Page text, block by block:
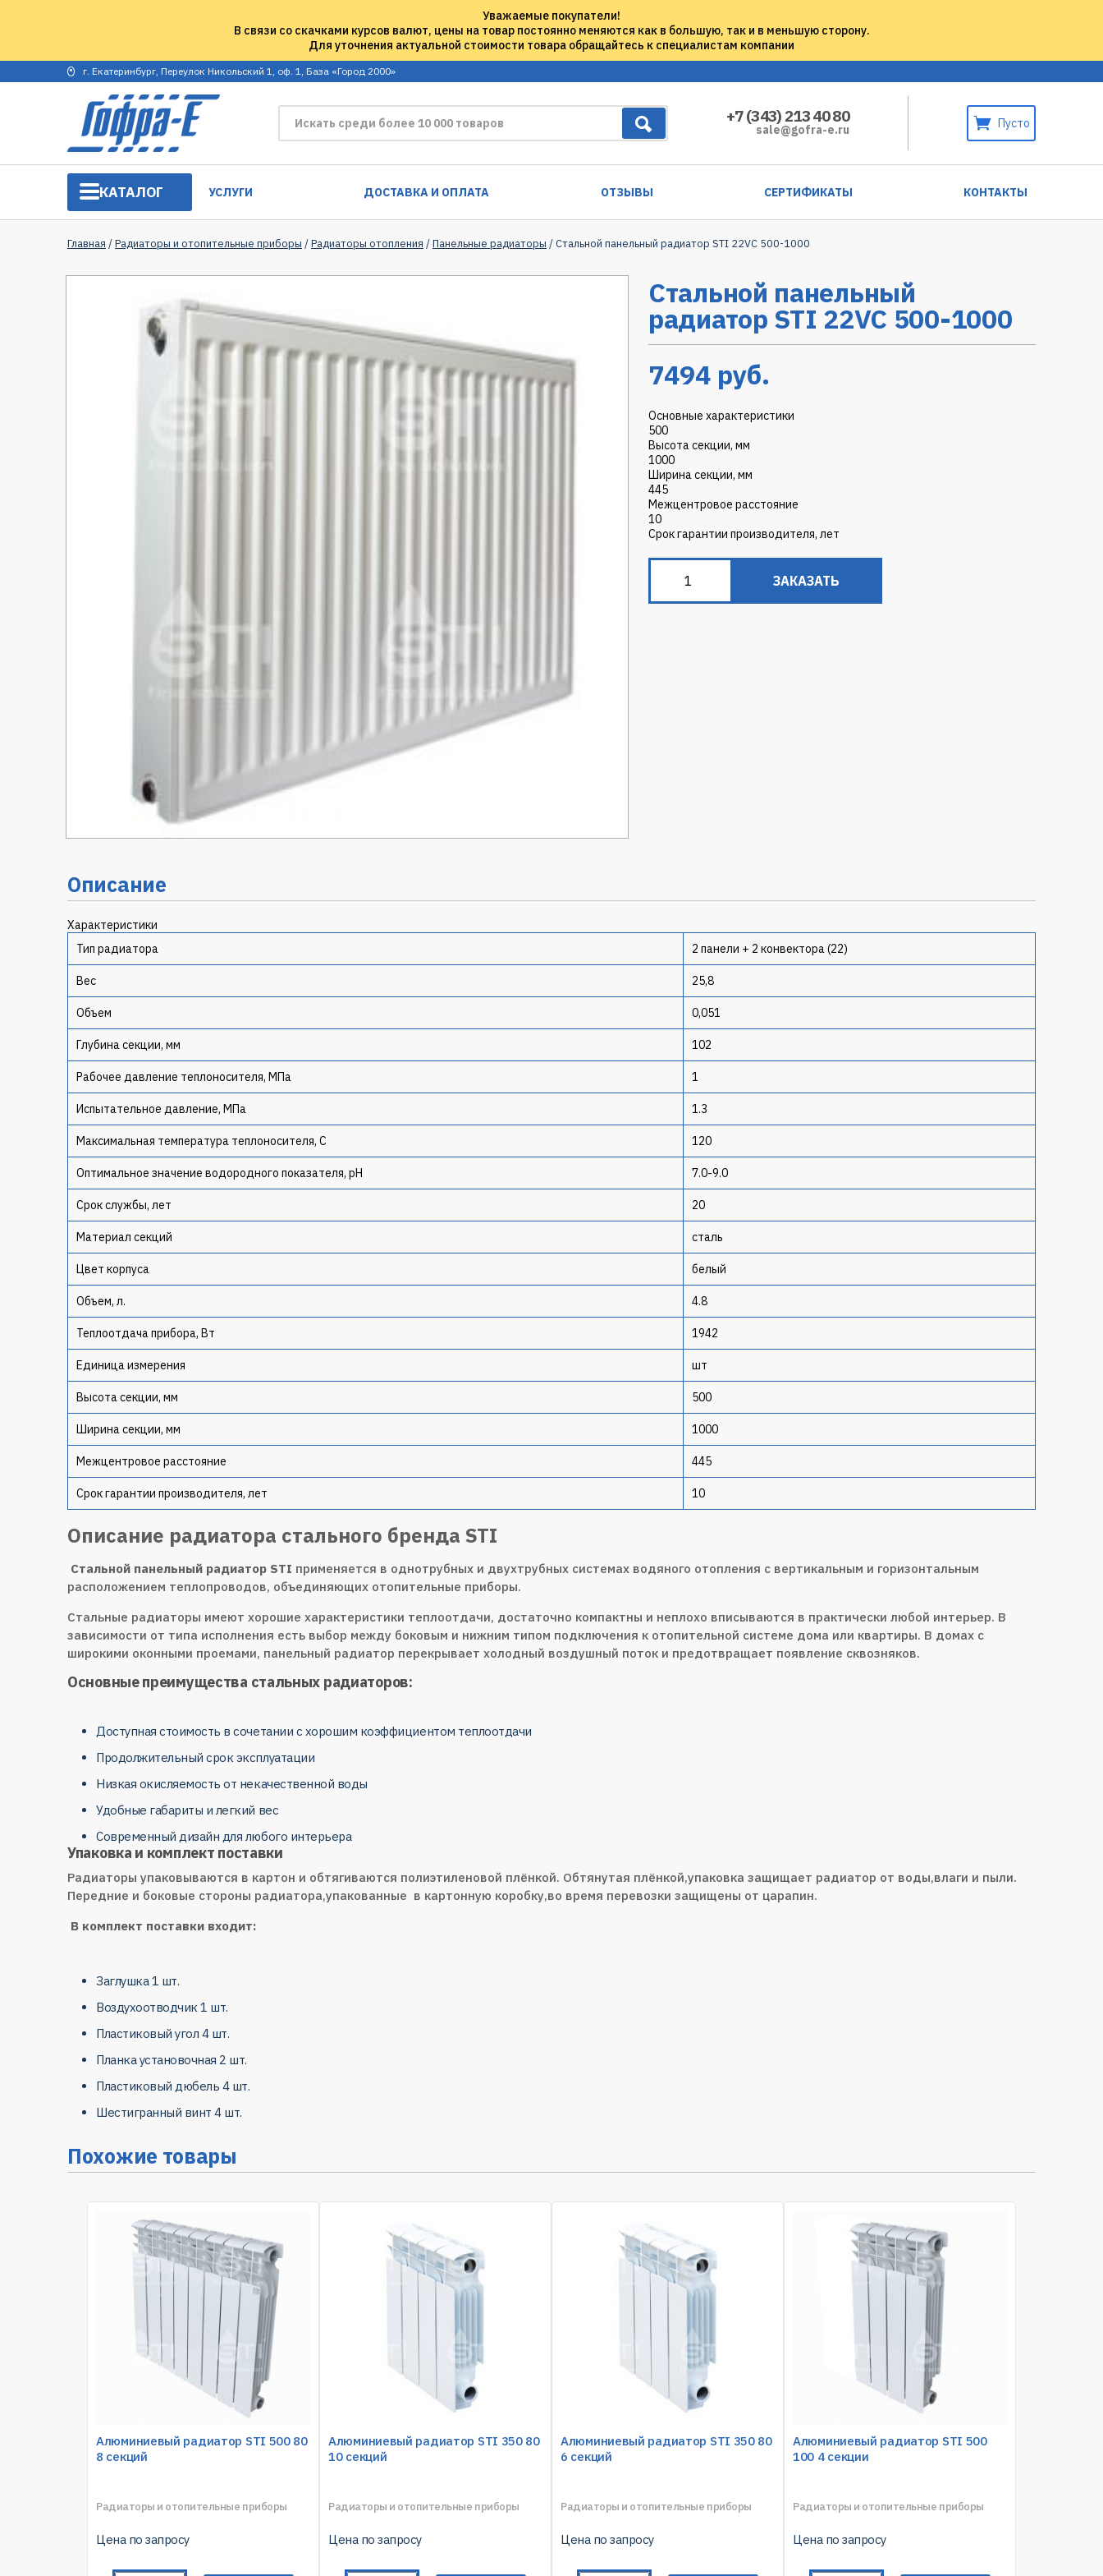
Уважаемые покупатели!
В связи со скачками курсов валют, цены на товар постоянно меняются как в большую, так и в меньшую сторону.
Для уточнения актуальной стоимости товара обращайтесь к специалистам компании
г. Екатеринбург, Переулок Никольский 1, оф. 1, База «Город 2000»
+7 (343) 213 40 80
sale@gofra-e.ru Пусто
КАТАЛОГ УСЛУГИ ДОСТАВКА И ОПЛАТА ОТЗЫВЫ СЕРТИФИКАТЫ КОНТАКТЫ
Главная /Радиаторы и отопительные приборы /Радиаторы отопления /Панельные радиаторы / Стальной панельный радиатор STI 22VC 500-1000
Стальной панельный
радиатор STI 22VC 500-1000
7494 руб.
Основные характеристики
500
Высота секции, мм
1000
Ширина секции, мм
445
Межцентровое расстояние
10
Срок гарантии производителя, лет
ЗАКАЗАТЬ
Описание
Характеристики
Тип радиатора
2 панели + 2 конвектора (22)
Вес 25,8
Объем 0,051
Глубина секции, мм 102
Рабочее давление теплоносителя, МПа 1
Испытательное давление, МПа 1.3
Максимальная температура теплоносителя, C 120
Оптимальное значение водородного показателя, pH 7.0-9.0
Срок службы, лет 20
Материал секций сталь
Цвет корпуса белый
Объем, л. 4.8
Теплоотдача прибора, Вт 1942
Единица измерения шт
Высота секции, мм 500
Ширина секции, мм 1000
Межцентровое расстояние 445
Срок гарантии производителя, лет 10
Описание радиатора стального бренда STI
Стальной панельный радиатор STI применяется в однотрубных и двухтрубных системах водяного отопления с вертикальным и горизонтальным
расположением теплопроводов, объединяющих отопительные приборы.
Стальные радиаторы имеют хорошие характеристики теплоотдачи, достаточно компактны и неплохо вписываются в практически любой интерьер. В
зависимости от типа исполнения есть выбор между боковым и нижним типом подключения к отопительной системе дома или квартиры. В домах с
широкими оконными проемами, панельный радиатор перекрывает холодный воздушный поток и предотвращает появление сквозняков.
Основные преимущества стальных радиаторов:
Доступная стоимость в сочетании с хорошим коэффициентом теплоотдачи
Продолжительный срок эксплуатации
Низкая окисляемость от некачественной воды
Удобные габариты и легкий вес
Современный дизайн для любого интерьера
Упаковка и комплект поставки
Радиаторы упаковываются в картон и обтягиваются полиэтиленовой плёнкой. Обтянутая плёнкой,упаковка защищает радиатор от воды,влаги и пыли.
Передние и боковые стороны радиатора,упакованные в картонную коробку,во время перевозки защищены от царапин.
В комплект поставки входит:
Заглушка 1 шт.
Воздухоотводчик 1 шт.
Пластиковый угол 4 шт.
Планка установочная 2 шт.
Пластиковый дюбель 4 шт.
Шестигранный винт 4 шт.
Похожие товары
Алюминиевый радиатор STI 500 80
8 секций
Радиаторы и отопительные приборы
Цена по запросу
Алюминиевый радиатор STI 350 80
10 секций
Радиаторы и отопительные приборы
Цена по запросу
Алюминиевый радиатор STI 350 80
6 секций
Радиаторы и отопительные приборы
Цена по запросу
Алюминиевый радиатор STI 500
100 4 секции
Радиаторы и отопительные приборы
Цена по запросу